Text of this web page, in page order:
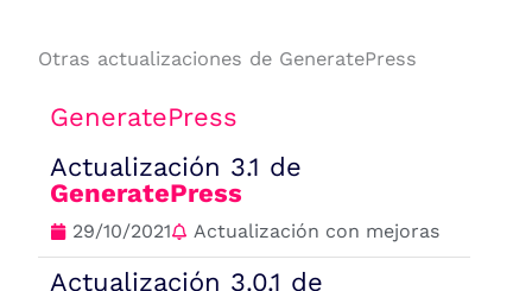
Otras actualizaciones de GeneratePress
GeneratePress
Actualización 3.1 de
GeneratePress
29/10/2021 Actualización con mejoras
Actualización 3.0.1 de